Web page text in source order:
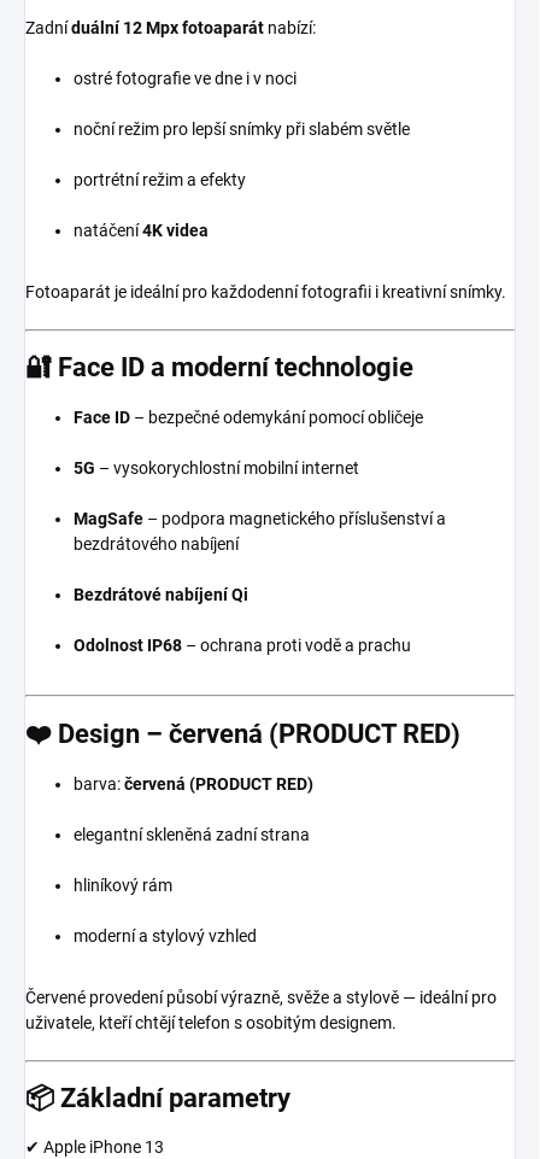
Zadníduální 12 Mpx fotoaparát nabízí:
ostré fotografie ve dne i v noci
noční režim pro lepší snímky při slabém světle
portrétní režim a efekty
natáčení4K videa
Fotoaparát je ideální pro každodenní fotografii i kreativní snímky.
🔐 Face ID a moderní technologie
Face ID – bezpečné odemykání pomocí obličeje
5G – vysokorychlostní mobilní internet
MagSafe – podpora magnetického příslušenství a
bezdrátového nabíjení
Bezdrátové nabíjení Qi
Odolnost IP68 – ochrana proti vodě a prachu
❤️ Design – červená (PRODUCT RED)
barva:červená (PRODUCT RED)
elegantní skleněná zadní strana
hliníkový rám
moderní a stylový vzhled
Červené provedení působí výrazně, svěže a stylově — ideální pro
uživatele, kteří chtějí telefon s osobitým designem.
📦 Základní parametry
✔ Apple iPhone 13